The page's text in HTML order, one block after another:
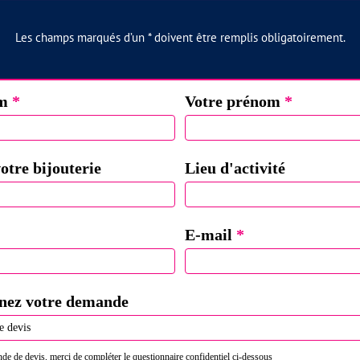
Les champs marqués d’un * doivent être remplis obligatoirement.
* Votre prénom *
bijouterie Lieu d'activité
E-mail *
votre demande
de devis, merci de compléter le questionnaire confidentiel ci-dessous